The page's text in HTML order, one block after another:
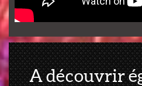
A découvrir